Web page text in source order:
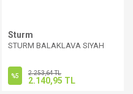
Sturm
STURM BALAKLAVA SIYAH
%5 2.253,64 TL
2.140,95 TL